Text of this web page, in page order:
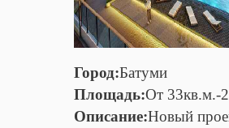
Город:Батуми
Площадь:От 33кв.м.-
Описание:Новый